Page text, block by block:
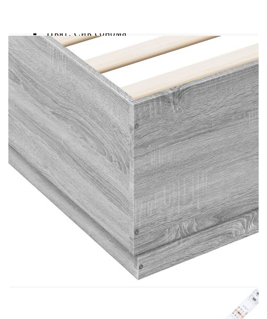
Цвят: Сив сонома
Материал на рамката на леглото:
Инженерно дърво
Материал на ламела: Шперплат
Общи размери: 203 x 123 x 40 см (Д x Ш x
В)
Размери на подходящ матрак: 120 x 200 см
(Ш x Д) (матракът не е включен)
Необходим е монтаж
Не използвайте този артикул, ако някой от
компонентите е счупен, скъсан или липсва.
Този продукт се захранва с DC 5V, но
сертифицираният 5V USB източник на
захранване не е включен в комплекта. По-
високото напрежение може да доведе до
прегряване на устройството и да доведе до
повреда на устройството и потенциален риск от